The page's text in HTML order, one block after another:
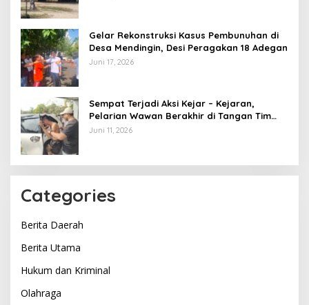
Gelar Rekonstruksi Kasus Pembunuhan di
Desa Mendingin, Desi Peragakan 18 Adegan
Juni 17, 2026
Sempat Terjadi Aksi Kejar – Kejaran,
Pelarian Wawan Berakhir di Tangan Tim
Opsnal Polsek Lubuk Batang, Kaki
Juni 11, 2026
Categories
Berita Daerah
Berita Utama
Hukum dan Kriminal
Olahraga